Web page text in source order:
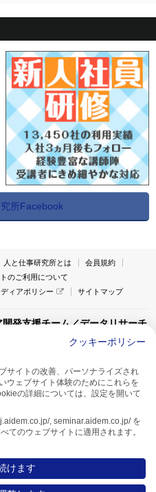
人と仕事研究所とは
会員規約
のご利用について
ィアポリシー サイトマップ
発支援チーム／データリサーチ
43
All rights reserved.
クッキーポリシー
サイトの改善、パーソナライズされ
ウェブサイト体験のためにこれらを
の詳細については、設定を開いて
, seminar.aidem.co.jp/ を
てのウェブサイトに適用されます。
けます